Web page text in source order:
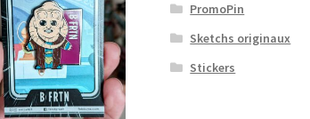
PromoPin
Sketchs originaux
Stickers